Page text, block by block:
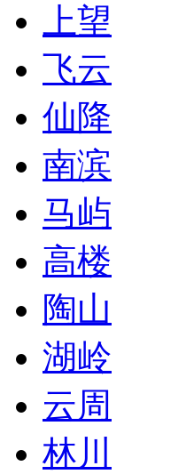
上望
飞云
仙降
南滨
马屿
高楼
陶山
湖岭
云周
林川